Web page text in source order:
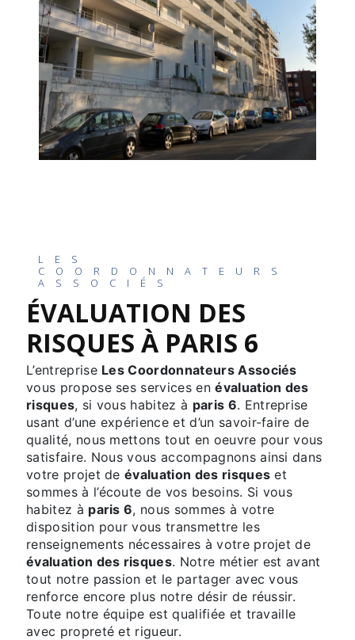
LES
COORDONNATEURS
ASSOCIÉS
ÉVALUATION DES
RISQUES À PARIS 6
L’entreprise Les Coordonnateurs Associés
vous propose ses services enévaluation des
risques, si vous habitez à paris 6. Entreprise
usant d’une expérience et d’un savoir-faire de
qualité, nous mettons tout en oeuvre pour vous
satisfaire. Nous vous accompagnons ainsi dans
votre projet deévaluation des risques et
sommes à l’écoute de vos besoins. Si vous
habitez à paris 6, nous sommes à votre
disposition pour vous transmettre les
renseignements nécessaires à votre projet de
évaluation des risques. Notre métier est avant
tout notre passion et le partager avec vous
renforce encore plus notre désir de réussir.
Toute notre équipe est qualifiée et travaille
avec propreté et rigueur.